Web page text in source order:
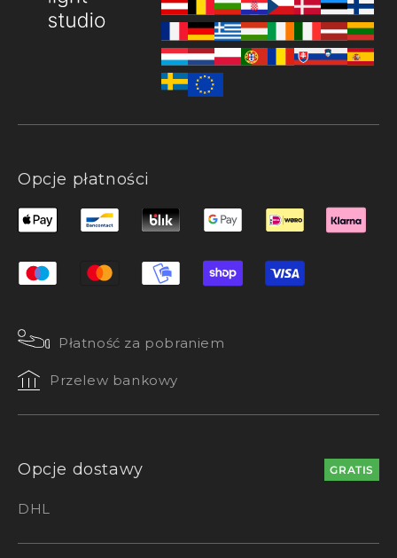
Opcje płatności
Płatność za pobraniem
Przelew bankowy
Opcje dostawy GRATIS
DHL